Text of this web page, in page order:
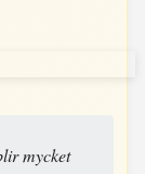
mycket